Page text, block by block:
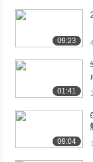
09:23
01:41
09:04